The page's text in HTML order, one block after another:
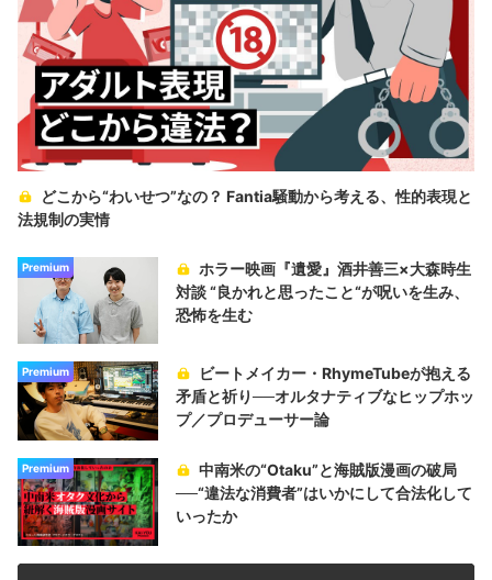
どこから“わいせつ”なの？ Fantia騒動から考える、性的表現と
法規制の実情
Premium
ホラー映画『遺愛』酒井善三×大森時生
対談 “良かれと思ったこと“が呪いを生み、
恐怖を生む
Premium
ビートメイカー・RhymeTubeが抱える
矛盾と祈り──オルタナティブなヒップホッ
プ／プロデューサー論
Premium
中南米の“Otaku”と海賊版漫画の破局
──“違法な消費者”はいかにして合法化して
いったか